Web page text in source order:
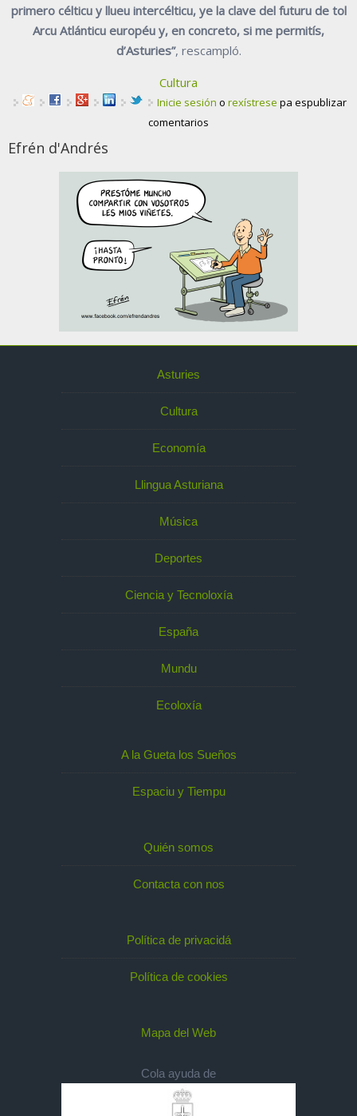
primero célticu y llueu intercélticu, ye la clave del futuru de tol
Arcu Atlánticu européu y, en concreto, si me permitís,
d’Asturies”, rescampló.
Cultura
Inicie sesión o rexístrese pa espublizar
comentarios
Efrén d'Andrés
Asturies
Cultura
Economía
Llingua Asturiana
Música
Deportes
Ciencia y Tecnoloxía
España
Mundu
Ecoloxía
A la Gueta los Sueños
Espaciu y Tiempu
Quién somos
Contacta con nos
Política de privacidá
Política de cookies
Mapa del Web
Cola ayuda de